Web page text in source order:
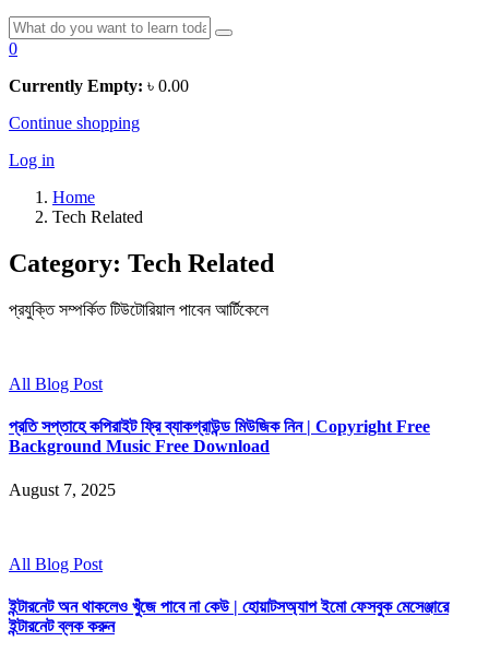
0
Currently Empty: ৳ 0.00
Continue shopping
Log in
Home
Tech Related
Category: Tech Related
প্রযুক্তি সম্পর্কিত টিউটোরিয়াল পাবেন আর্টিকেলে
All Blog Post
প্রতি সপ্তাহে কপিরাইট ফ্রি ব্যাকগ্রাউন্ড মিউজিক নিন | Copyright Free
Background Music Free Download
August 7, 2025
All Blog Post
ইন্টারনেট অন থাকলেও খুঁজে পাবে না কেউ | হোয়াটসঅ্যাপ ইমো ফেসবুক মেসেঞ্জারে
ইন্টারনেট ব্লক করুন